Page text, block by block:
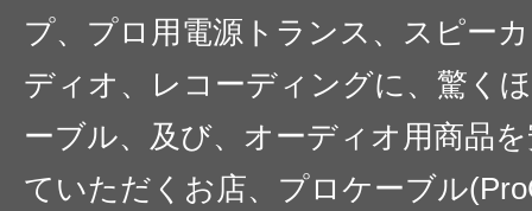
プ、プロ用電源トランス、スピー
ディオ、レコーディングに、驚く
ーブル、及び、オーディオ用商品
ていただくお店、プロケーブル